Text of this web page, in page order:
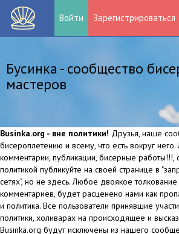
Войти Зарегистрироваться
Бусинка - сообщество
мастеров
Businka.org - вне политики! Друзья, наше
бисероплетению и всему, что есть вокруг
комментарии, публикации, бисерные работы!!!,
политикой публикуйте на своей странице в
сетях", но не здесь. Любое двоякое
комментариев, будет расценено нами как
и политика. Все пользователи принявшие
политики, холиварах на происходящее и
Businka.org будут исключены из нашего